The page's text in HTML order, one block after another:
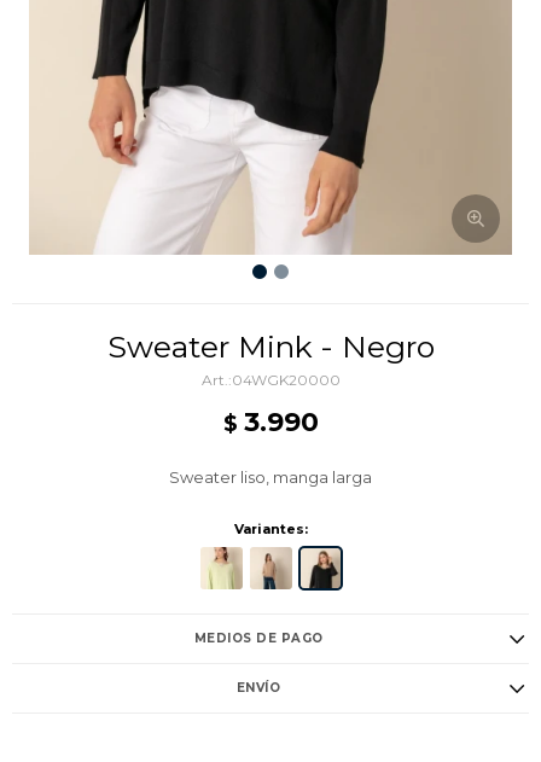
Sweater Mink - Negro
04WGK20000
$ 3.990
Sweater liso, manga larga
Variantes:
MEDIOS DE PAGO
ENVÍO